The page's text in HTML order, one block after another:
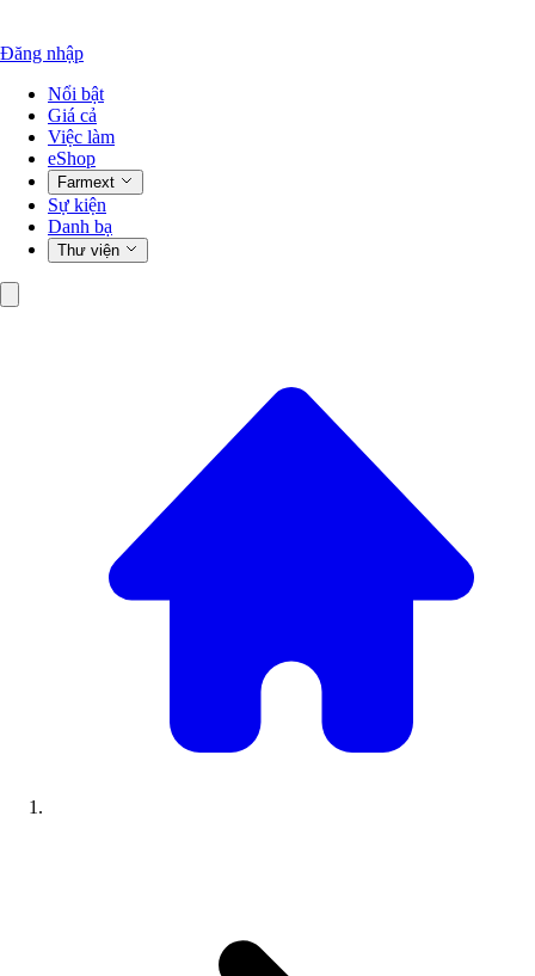
Đăng nhập
Nổi bật
Giá cả
Việc làm
eShop
Farmext
Sự kiện
Danh bạ
Thư viện